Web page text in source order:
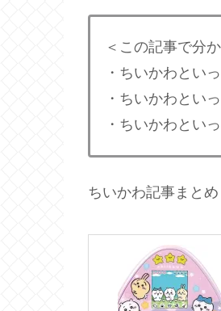
＜この記事で分
・ちいかわとい
・ちいかわとい
・ちいかわとい
ちいかわ記事まと